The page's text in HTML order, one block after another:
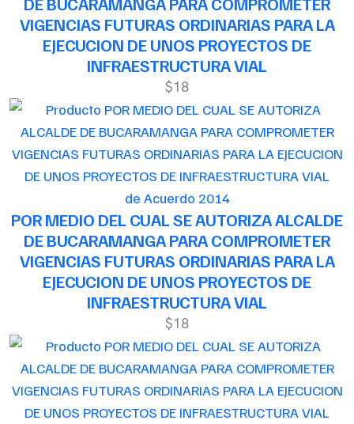
VIGENCIAS FUTURAS ORDINARIAS PARA LA
EJECUCION DE UNOS PROYECTOS DE
INFRAESTRUCTURA VIAL
$18
de Acuerdo 2014
POR MEDIO DEL CUAL SE AUTORIZA ALCALDE
DE BUCARAMANGA PARA COMPROMETER
VIGENCIAS FUTURAS ORDINARIAS PARA LA
EJECUCION DE UNOS PROYECTOS DE
INFRAESTRUCTURA VIAL
$18